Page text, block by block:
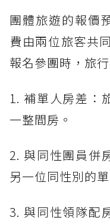
團體旅遊的報價
費由兩位旅客共
報名參團時，旅
1. 補單人房差：
一整間房。
2. 與同性團員併
另一位同性別的
3. 與同性領隊配